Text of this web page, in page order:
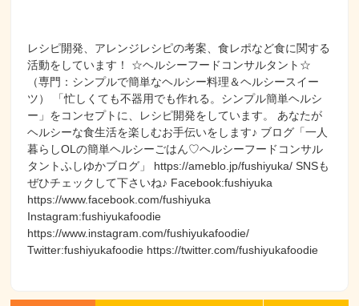
レシピ開発、アレンジレシピの考案、食レポなど食に関する
活動をしています！ ☆ヘルシーフードコンサルタント☆
（専門：シンプルで簡単なヘルシー料理＆ヘルシースイー
ツ） 「忙しくても不器用でも作れる。シンプル簡単ヘルシ
ー」をコンセプトに、レシピ開発をしています。 あなたが
ヘルシーな食生活を楽しむお手伝いをします♪ ブログ「一人
暮らしOLの簡単ヘルシーごはん♡ヘルシーフードコンサル
タントふしゆかブログ」 https://ameblo.jp/fushiyuka/ SNSも
ぜひチェックして下さいね♪ Facebook:fushiyuka
https://www.facebook.com/fushiyuka
Instagram:fushiyukafoodie
https://www.instagram.com/fushiyukafoodie/
Twitter:fushiyukafoodie https://twitter.com/fushiyukafoodie